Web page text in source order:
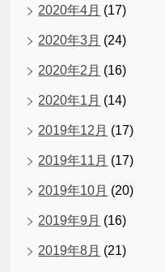
2020年4月 (17)
2020年3月 (24)
2020年2月 (16)
2020年1月 (14)
2019年12月 (17)
2019年11月 (17)
2019年10月 (20)
2019年9月 (16)
2019年8月 (21)